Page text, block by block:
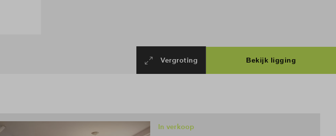
Vergroting
In verkoop